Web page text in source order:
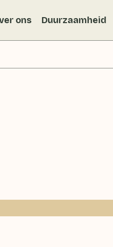
ons Duurzaamheid